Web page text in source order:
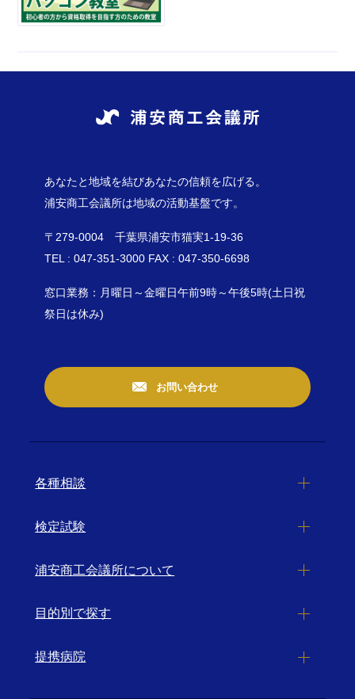
あなたと地域を結びあなたの信頼を広げる。
浦安商工会議所は地域の活動基盤です。
〒279-0004 千葉県浦安市猫実1-19-36
TEL : 047-351-3000 FAX : 047-350-6698
窓口業務：月曜日～金曜日午前9時～午後5時(土日祝
祭日は休み)
お問い合わせ
各種相談
検定試験
浦安商工会議所について
目的別で探す
提携病院